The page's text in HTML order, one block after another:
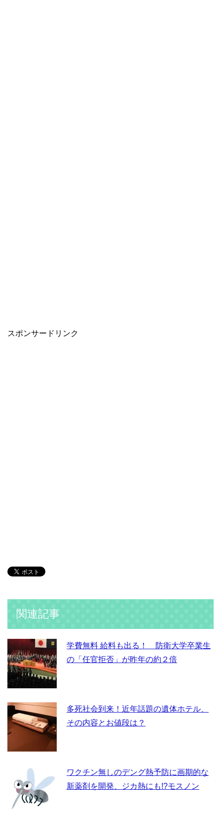
スポンサードリンク
関連記事
学費無料 給料も出る！ 防衛大学卒業生
の「任官拒否」が昨年の約２倍
多死社会到来！近年話題の遺体ホテル、
その内容とお値段は？
ワクチン無しのデング熱予防に画期的な
新薬剤を開発、ジカ熱にも!?モスノン